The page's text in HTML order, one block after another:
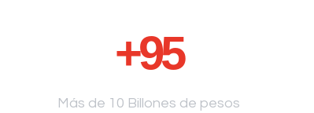
+95
Más de 10 Billones de pesos